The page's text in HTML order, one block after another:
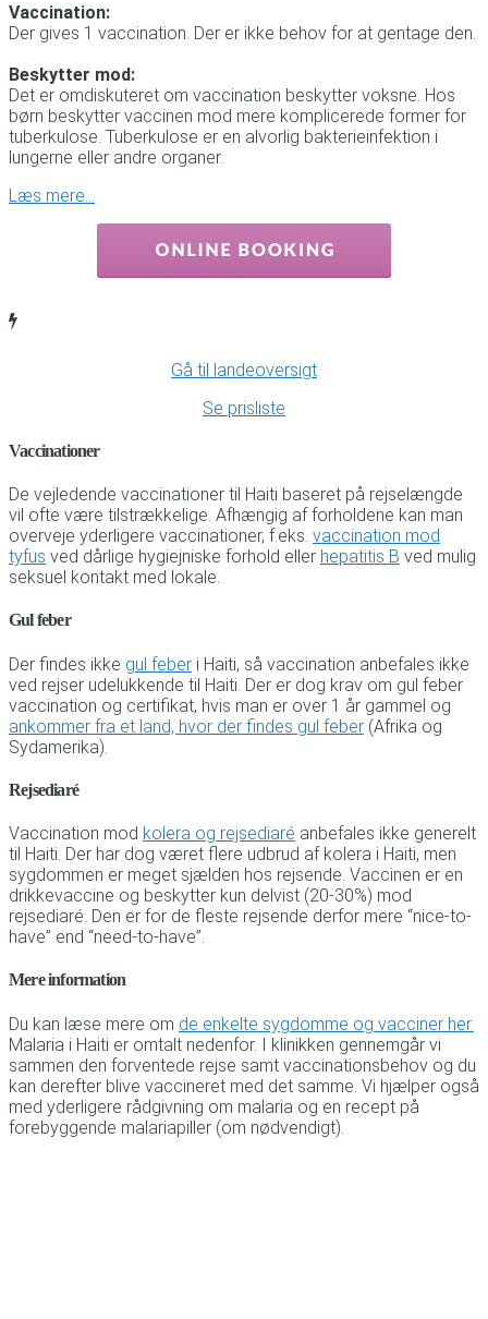
Vaccination:
Der gives 1 vaccination. Der er ikke behov for at gentage den.
Beskytter mod:
Det er omdiskuteret om vaccination beskytter voksne. Hos
børn beskytter vaccinen mod mere komplicerede former for
tuberkulose. Tuberkulose er en alvorlig bakterieinfektion i
lungerne eller andre organer.
Læs mere…
Gå til landeoversigt
Se prisliste
Vaccinationer
De vejledende vaccinationer til Haiti baseret på rejselængde
vil ofte være tilstrækkelige. Afhængig af forholdene kan man
overveje yderligere vaccinationer, f.eks. vaccination mod
tyfus ved dårlige hygiejniske forhold eller hepatitis B ved mulig
seksuel kontakt med lokale.
Gul feber
Der findes ikke gul feber i Haiti, så vaccination anbefales ikke
ved rejser udelukkende til Haiti. Der er dog krav om gul feber
vaccination og certifikat, hvis man er over 1 år gammel og
ankommer fra et land, hvor der findes gul feber (Afrika og
Sydamerika).
Rejsediaré
Vaccination mod kolera og rejsediaré anbefales ikke generelt
til Haiti. Der har dog været flere udbrud af kolera i Haiti, men
sygdommen er meget sjælden hos rejsende. Vaccinen er en
drikkevaccine og beskytter kun delvist (20-30%) mod
rejsediaré. Den er for de fleste rejsende derfor mere “nice-to-
have” end “need-to-have”.
Mere information
Du kan læse mere om de enkelte sygdomme og vacciner her.
Malaria i Haiti er omtalt nedenfor. I klinikken gennemgår vi
sammen den forventede rejse samt vaccinationsbehov og du
kan derefter blive vaccineret med det samme. Vi hjælper også
med yderligere rådgivning om malaria og en recept på
forebyggende malariapiller (om nødvendigt).